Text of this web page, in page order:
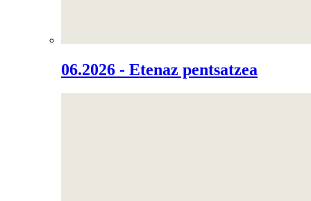
06.2026 - Etenaz pentsatzea